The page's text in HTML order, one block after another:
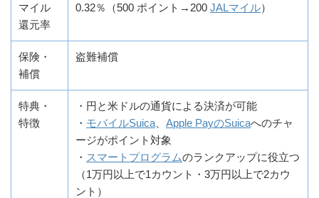
マイル
還元率
0.32％（500 ポイント→200 JALマイル）
保険・
補償
盗難補償
特典・
特徴
・円と米ドルの通貨による決済が可能
・ モバイルSuica Apple PayのSuicaへのチャ
ージがポイント対象
・ スマートプログラムのランクアップに役立つ
（1万円以上で1カウント・3万円以上で2カウ
ント）